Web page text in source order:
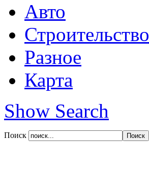
Авто
Строительство
Разное
Карта
Show Search
Поиск